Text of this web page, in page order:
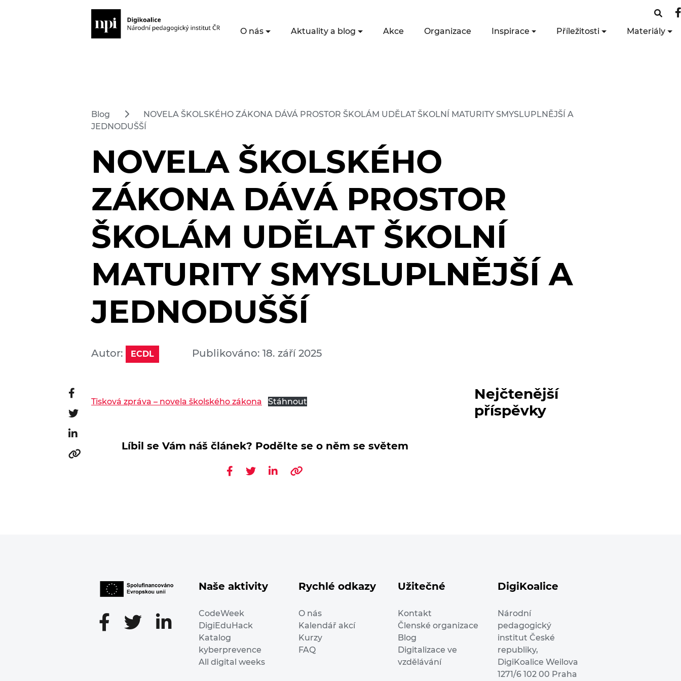
O nás Aktuality a blog Akce Organizace Inspirace Příležitosti Materiály
Blog
NOVELA ŠKOLSKÉHO ZÁKONA DÁVÁ PROSTOR ŠKOLÁM UDĚLAT ŠKOLNÍ MATURITY SMYSLUPLNĚJŠÍ A
JEDNODUŠŠÍ
NOVELA ŠKOLSKÉHO
ZÁKONA DÁVÁ PROSTOR
ŠKOLÁM UDĚLAT ŠKOLNÍ
MATURITY SMYSLUPLNĚJŠÍ A
JEDNODUŠŠÍ
Autor: ECDL Publikováno: 18. září 2025
Tisková zpráva – novela školského zákona Stáhnout
Líbil se Vám náš článek? Podělte se o něm se světem
Nejčtenější
příspěvky
Naše aktivity
CodeWeek
DigiEduHack
Katalog
kyberprevence
All digital weeks
Rychlé odkazy
O nás
Kalendář akcí
Kurzy
FAQ
Užitečné
Kontakt
Členské organizace
Blog
Digitalizace ve
vzdělávání
DigiKoalice
Národní
pedagogický
institut České
republiky,
DigiKoalice Weilova
1271/6 102 00 Praha